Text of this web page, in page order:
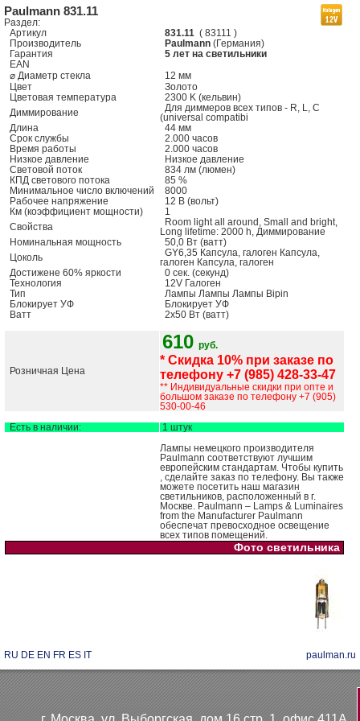
Paulmann 831.11
Раздел:
Артикул
831.11 ( 83111 )
Производитель
Paulmann (Германия)
Гарантия
5 лет на светильники
EAN
⌀ Диаметр стекла
12 мм
Цвет
Золото
Цветовая температура
2300 K (кельвин)
Диммирование
Для диммеров всех типов - R, L, C
(universal compatibi
Длина
44 мм
Срок службы
2.000 часов
Время работы
2.000 часов
Низкое давление
Низкое давление
Световой поток
834 лм (люмен)
КПД светового потока
85 %
Минимальное число включений
8000
Рабочее напряжение
12 В (вольт)
Км (коэффициент мощности)
1
Свойства
Room light all around, Small and bright,
Long lifetime: 2000 h, Диммирование
Номинальная мощность
50,0 Вт (ватт)
Цоколь
GY6,35 Капсула, галоген Капсула,
галоген Капсула, галоген
Достижене 60% яркости
0 сек. (секунд)
Технология
12V Галоген
Тип
Лампы Лампы Лампы Bipin
Блокирует УФ
Блокирует УФ
Ватт
2x50 Вт (ватт)
Розничная Цена
610 руб.
* Скидка 10% при заказе по
телефону +7 (985) 428-33-47
** Индивидуальные скидки при опте и
большом заказе по телефону +7 (905)
530-00-46
Есть в наличии: 1 штук
Лампы немецкого производителя
Paulmann соответствуют лучшим
европейским стандартам. Чтобы купить
, сделайте заказ по телефону. Вы также
можете посетить наш магазин
светильников, расположенный в г.
Москве. Paulmann – Lamps & Luminaires
from the Manufacturer Paulmann
обеспечат превосходное освещение
всех типов помещений.
Фото светильника
RU DE EN FR ES IT paulman.ru